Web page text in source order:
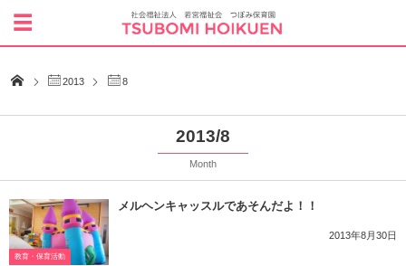
2013 8
2013/8
Month
教育・保育活動
メルヘンキャッスルであそんだよ！！
2013年8月30日